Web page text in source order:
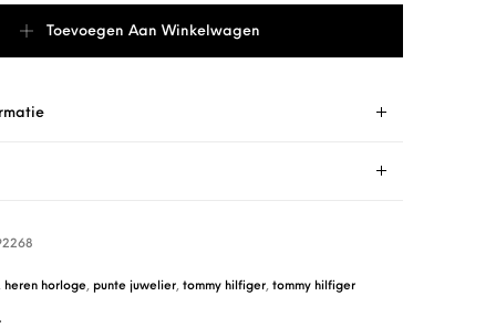
Toevoegen Aan Winkelwagen
heren horloge, punte juwelier, tommy hilfiger, tommy hilfiger